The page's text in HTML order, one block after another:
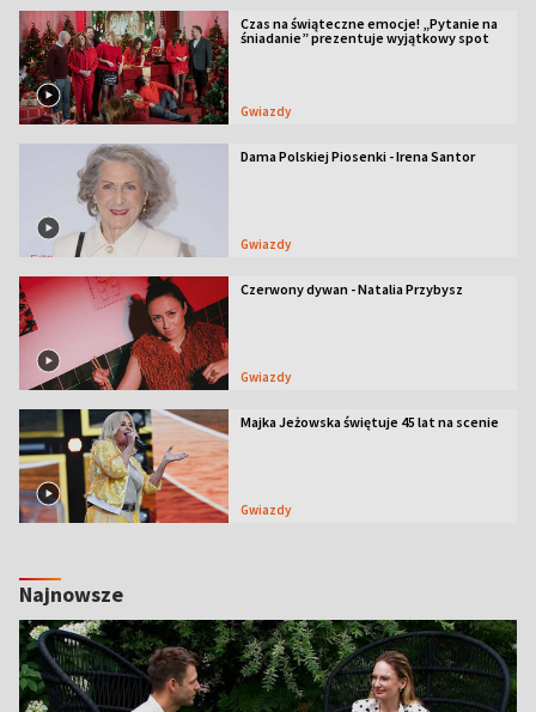
Czas na świąteczne emocje! „Pytanie na
śniadanie” prezentuje wyjątkowy spot
Gwiazdy
Dama Polskiej Piosenki - Irena Santor
Gwiazdy
Czerwony dywan - Natalia Przybysz
Gwiazdy
Majka Jeżowska świętuje 45 lat na scenie
Gwiazdy
Najnowsze